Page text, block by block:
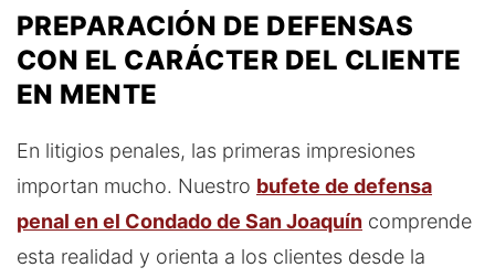
PREPARACIÓN DE DEFENSAS
CON EL CARÁCTER DEL CLIENTE
EN MENTE
En litigios penales, las primeras impresiones
importan mucho. Nuestro bufete de defensa
penal en el Condado de San Joaquín comprende
esta realidad y orienta a los clientes desde la